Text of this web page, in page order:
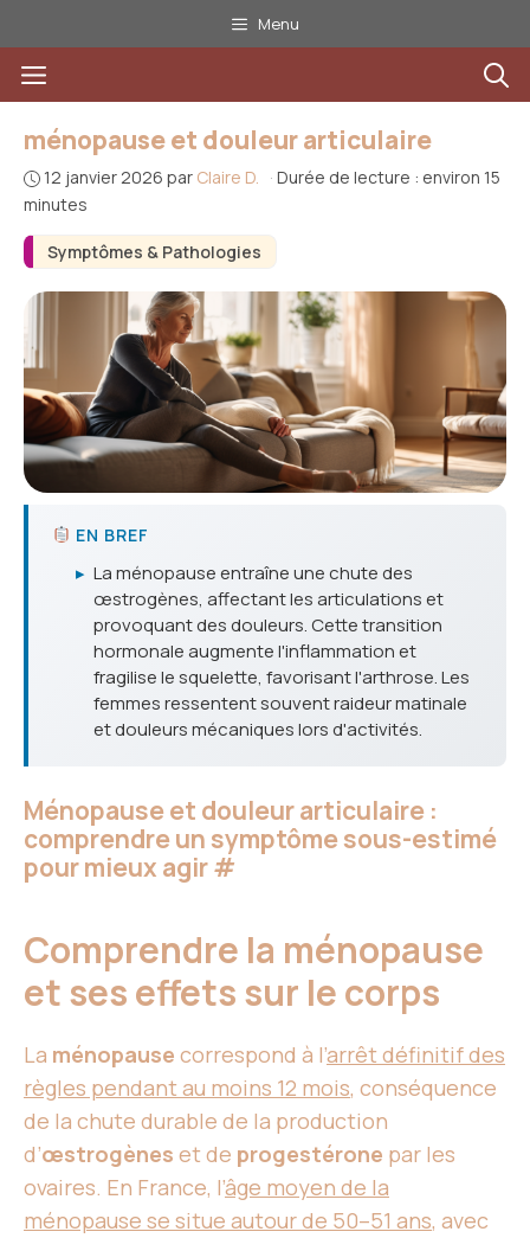
au
contenu
Menu
Menu
Symptômes & Pathologies
ménopause et douleur articulaire
12 janvier 2026 par Claire D. · Durée de lecture : environ 15
minutes
EN BREF
▸ La ménopause entraîne une chute des
œstrogènes, affectant les articulations et
provoquant des douleurs. Cette transition
hormonale augmente l'inflammation et
fragilise le squelette, favorisant l'arthrose. Les
femmes ressentent souvent raideur matinale
et douleurs mécaniques lors d'activités.
Ménopause et douleur articulaire :
comprendre un symptôme sous-estimé
pour mieux agir#
Comprendre la ménopause
et ses effets sur le corps
La ménopause correspond à l’arrêt définitif des
règles pendant au moins 12 mois, conséquence
de la chute durable de la production
d’œstrogènes et de progestérone par les
ovaires. En France, l’âge moyen de la
ménopause se situe autour de 50–51 ans, avec